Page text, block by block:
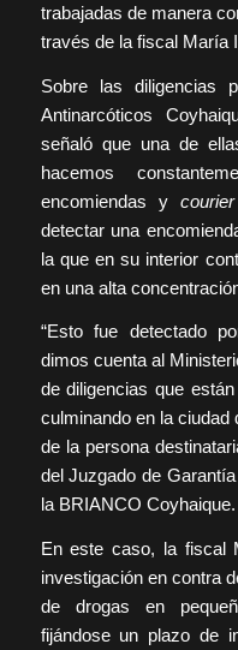
trabajadas de manera
través de la fiscal María
Sobre las diligencias
Antinarcóticos
señaló que una de
hacemos
encomiendas y courier
detectar una
la que en su interior
en una alta
“Esto fue detectado
dimos cuenta al
de diligencias que
culminando en la ciudad
de la persona
del Juzgado de
la BRIANCO Coyhaique.
En este caso, la fiscal
investigación en contra
de drogas en
fijándose un plazo de